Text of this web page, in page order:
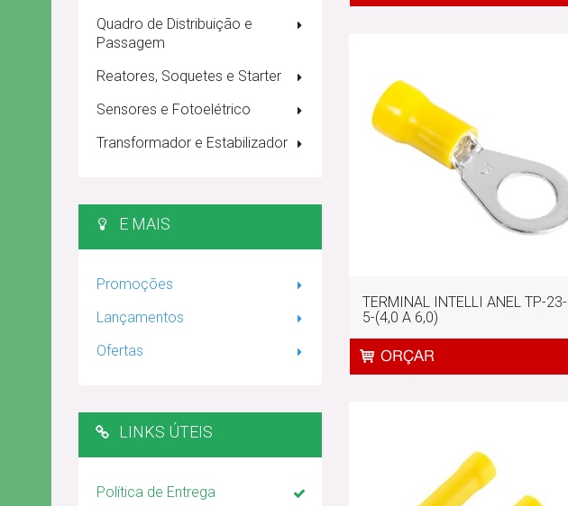
Quadro de Distribuição e
Passagem
Reatores, Soquetes e Starter
Sensores e Fotoelétrico
Transformador e Estabilizador
E MAIS
Promoções
Lançamentos
Ofertas
LINKS ÚTEIS
Política de Entrega
TERMINAL INTELLI ANEL TP-23-
5-(4,0 A 6,0)